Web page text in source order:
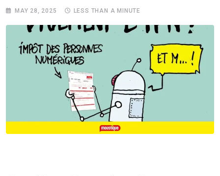
MAY 28, 2025 LESS THAN A MINUTE